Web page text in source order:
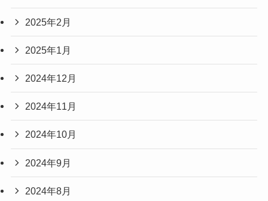
2025年2月
2025年1月
2024年12月
2024年11月
2024年10月
2024年9月
2024年8月